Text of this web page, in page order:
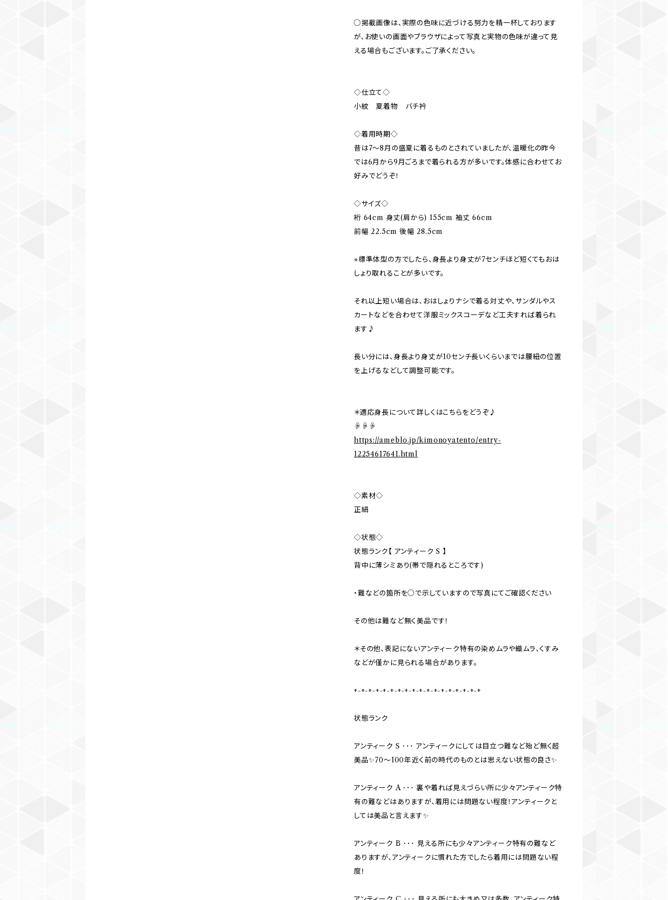
○掲載画像は、実際の色味に近づける努力を精一杯しております
が、お使いの画面やブラウザによって写真と実物の色味が違って見
える場合もございます。ご了承ください。
◇仕立て◇
小紋 夏着物 バチ衿
◇着用時期◇
昔は7〜8月の盛夏に着るものとされていましたが、温暖化の昨今
では6月から9月ごろまで着られる方が多いです。体感に合わせてお
好みでどうぞ！
◇サイズ◇
裄 64cm 身丈(肩から) 155cm 袖丈 66cm
前幅 22.5cm 後幅 28.5cm
⭐︎標準体型の方でしたら、身長より身丈が7センチほど短くてもおは
しょり取れることが多いです。
それ以上短い場合は、おはしょりナシで着る対丈や、サンダルやス
カートなどを合わせて洋服ミックスコーデなど工夫すれば着られ
ます♪
長い分には、身長より身丈が10センチ長いくらいまでは腰紐の位置
を上げるなどして調整可能です。
＊適応身長について詳しくはこちらをどうぞ♪
☟☟☟
https://ameblo.jp/kimonoyatento/entry-
12254617641.html
◇素材◇
正絹
◇状態◇
状態ランク【 アンティーク S 】
背中に薄シミあり(帯で隠れるところです)
・難などの箇所を○で示していますので写真にてご確認ください
その他は難など無く美品です！
＊その他、表記にないアンティーク特有の染めムラや織ムラ、くすみ
などが僅かに見られる場合があります。
+-+-+-+-+-+-+-+-+-+-+-+-+-+-+-+-+-+
状態ランク
アンティーク S ･･･ アンティークにしては目立つ難など殆ど無く超
美品✨70〜100年近く前の時代のものとは思えない状態の良さ✨
アンティーク A ･･･ 裏や着れば見えづらい所に少々アンティーク特
有の難などはありますが、着用には問題ない程度！アンティークと
しては美品と言えます✨
アンティーク B ･･･ 見える所にも少々アンティーク特有の難など
ありますが、アンティークに慣れた方でしたら着用には問題ない程
度！